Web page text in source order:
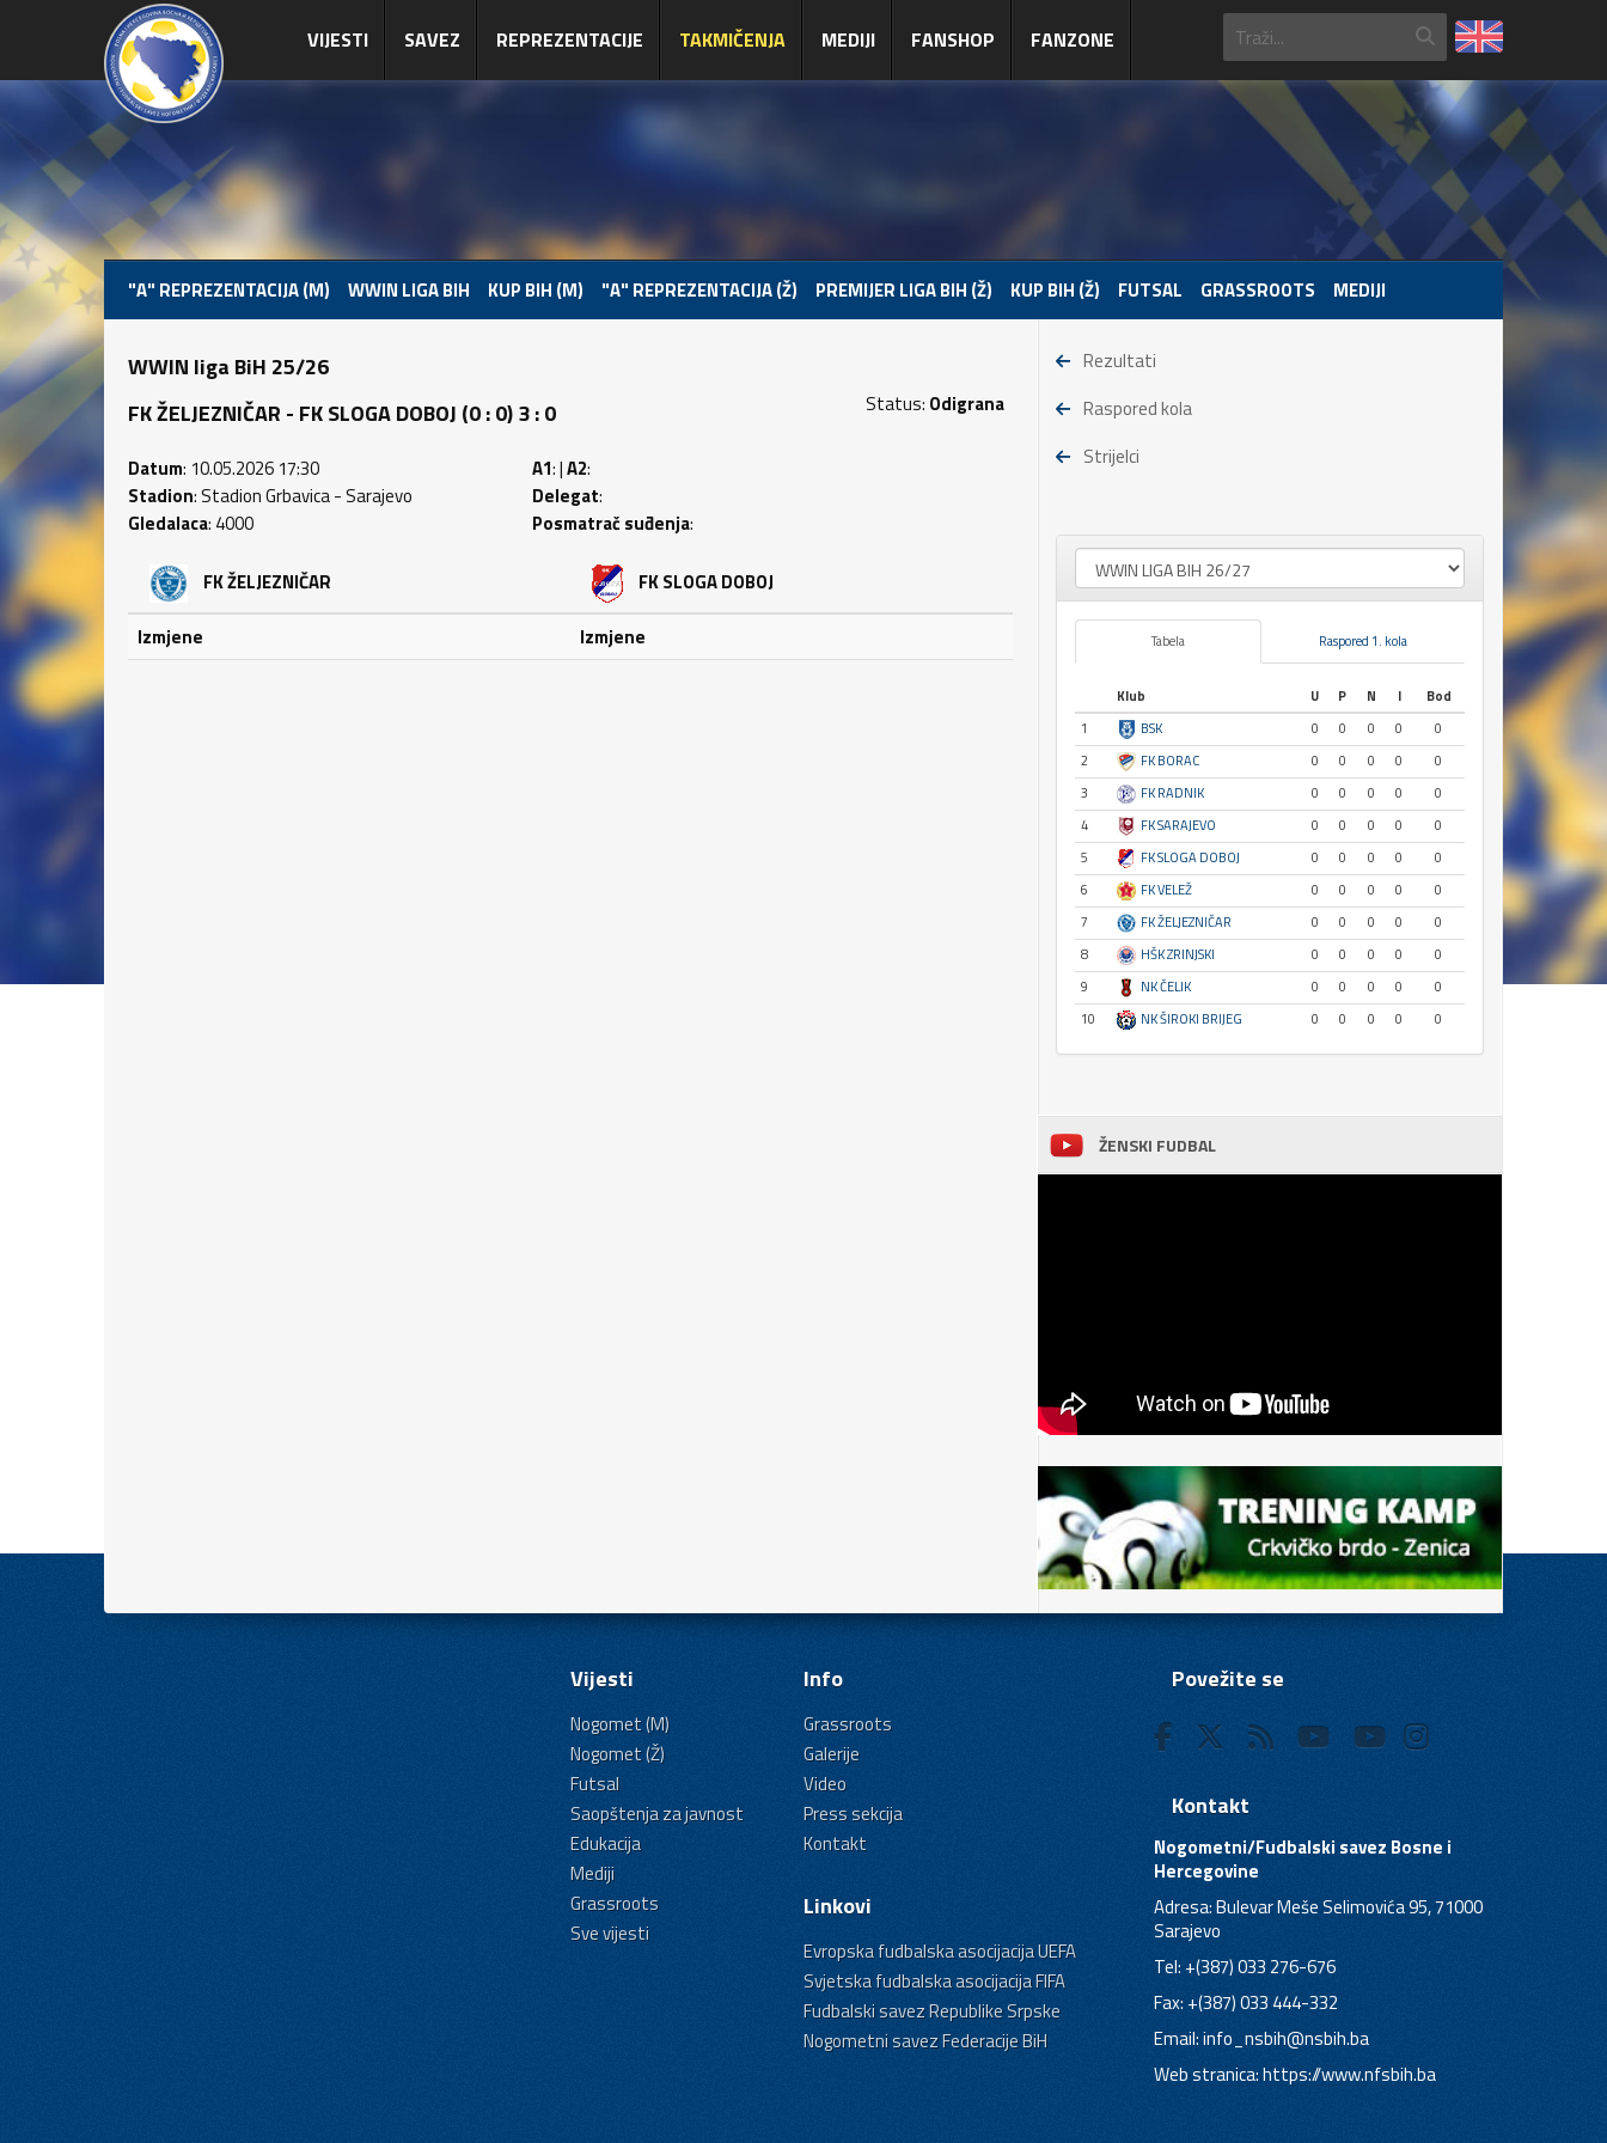
VIJESTI SAVEZ REPREZENTACIJE TAKMIČENJA MEDIJI FANSHOP FANZONE
"A" REPREZENTACIJA (M) WWIN LIGA BIH KUP BIH (M) "A" REPREZENTACIJA (Ž) PREMIJER LIGA BIH (Ž) KUP BIH (Ž) FUTSAL GRASSROOTS MEDIJI
WWIN liga BiH 25/26
FK ŽELJEZNIČAR - FK SLOGA DOBOJ (0 : 0) 3 : 0
Status: Odigrana
Datum: 10.05.2026 17:30
Stadion: Stadion Grbavica - Sarajevo
Gledalaca: 4000
A1: |A2:
Delegat:
Posmatrač suđenja:
FK ŽELJEZNIČAR
Izmjene
FK SLOGA DOBOJ
Izmjene
Rezultati
Raspored kola
Strijelci
Tabela Raspored 1. kola
Klub U P N I
Bod
1
BSK 0 0 0 0
0
2
FK BORAC 0 0 0 0
0
3
FK RADNIK 0 0 0 0
0
4
FK SARAJEVO 0 0 0 0
0
5
FK SLOGA DOBOJ 0 0 0 0
0
6
FK VELEŽ 0 0 0 0
0
7
FK ŽELJEZNIČAR 0 0 0 0
0
8
HŠK ZRINJSKI 0 0 0 0
0
9
NK ČELIK 0 0 0 0
0
10
NK ŠIROKI BRIJEG 0 0 0 0 0
ŽENSKI FUDBAL
Vijesti
Nogomet (M)
Nogomet (Ž)
Futsal
Saopštenja za javnost
Edukacija
Mediji
Grassroots
Sve vijesti
Info
Grassroots
Galerije
Video
Press sekcija
Kontakt
Linkovi
Evropska fudbalska asocijacija UEFA
Svjetska fudbalska asocijacija FIFA
Fudbalski savez Republike Srpske
Nogometni savez Federacije BiH
Povežite se
Kontakt
Nogometni/Fudbalski savez Bosne i
Hercegovine
Adresa: Bulevar Meše Selimovića 95, 71000
Sarajevo
Tel: +(387) 033 276-676
Fax: +(387) 033 444-332
Email:info_nsbih@nsbih.ba
Web stranica: https://www.nfsbih.ba